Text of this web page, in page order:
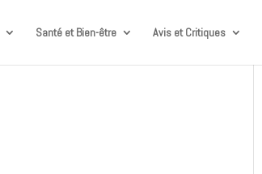
Santé et Bien-être Avis et Critiques